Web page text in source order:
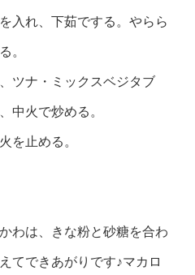
れ、下茹でする。やらら
。
ツナ・ミックスベジタブ
中火で炒める。
を止める。
わは、きな粉と砂糖を合わ
てできあがりです♪マカロ